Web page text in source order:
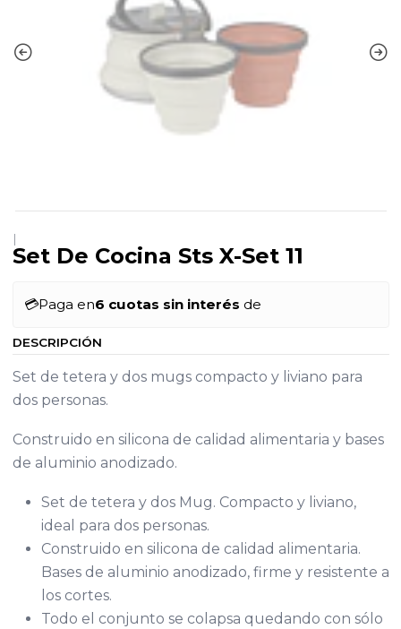
|
Set De Cocina Sts X-Set 11
💳Paga en6 cuotas sin interés de
DESCRIPCIÓN
Set de tetera y dos mugs compacto y liviano para
dos personas.
Construido en silicona de calidad alimentaria y bases
de aluminio anodizado.
Set de tetera y dos Mug. Compacto y liviano,
ideal para dos personas.
Construido en silicona de calidad alimentaria.
Bases de aluminio anodizado, firme y resistente a
los cortes.
Todo el conjunto se colapsa quedando con sólo